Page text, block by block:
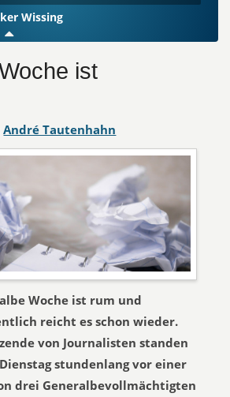
Wissing
ist
André Tautenhahn
Woche ist rum und
reicht es schon wieder.
von Journalisten standen
stundenlang vor einer
drei Generalbevollmächtigten